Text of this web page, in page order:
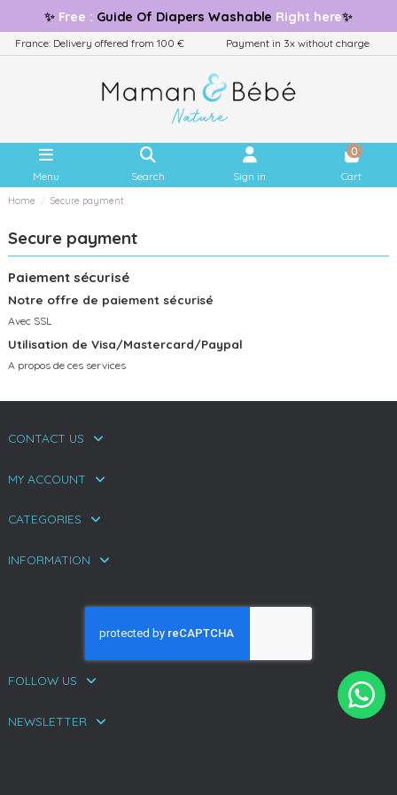
✨ Free : Guide Of Diapers Washable Right here✨
France: Delivery offered from 100 € Payment in 3x without charge
Menu Search Sign in
0
Cart
Home Secure payment
Secure payment
Paiement sécurisé
Notre offre de paiement sécurisé
Avec SSL
Utilisation de Visa/Mastercard/Paypal
A propos de ces services
CONTACT US
MY ACCOUNT
CATEGORIES
INFORMATION
FOLLOW US
NEWSLETTER